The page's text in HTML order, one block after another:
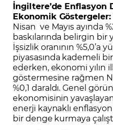
İngiltere’de Enflasyon
Ekonomik Göstergeler:
Nisan ve Mayıs ayında
baskılarında belirgin bir
İşsizlik oranının %5,0’a
piyasasında kademeli
ederken, ekonomi yılın
göstermesine rağmen
%0,1 daraldı. Genel
ekonomisinin
enerji kaynaklı
bir denge kurmaya